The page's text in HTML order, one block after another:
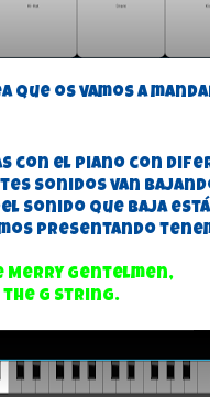
os vamos a
con el piano con
sonidos van
sonido que baja
presentando
Merry Gentelmen,
the G String.